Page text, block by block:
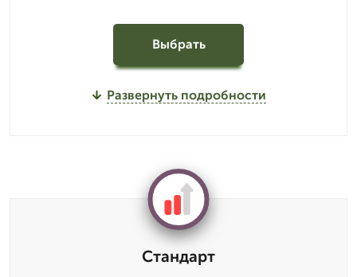
Выбрать
Развернуть подробности
Стандарт